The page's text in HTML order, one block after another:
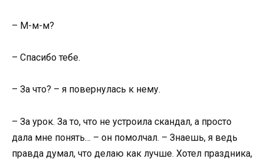
– М-м-м?
– Спасибо тебе.
– За что? – я повернулась к нему.
– За урок. За то, что не устроила скандал, а просто
дала мне понять… – он помолчал. – Знаешь, я ведь
правда думал, что делаю как лучше. Хотел праздника,